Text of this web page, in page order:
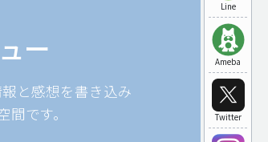
Line
Ameba
Twitter
ー
と感想を書き込み
です。